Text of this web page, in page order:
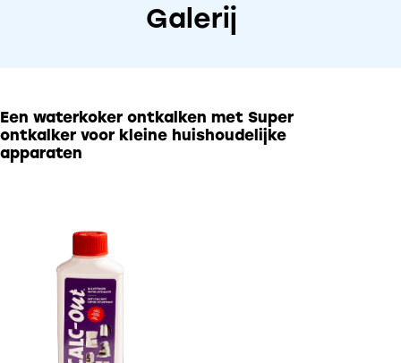
Galerij
Een waterkoker ontkalken met Super
ontkalker voor kleine huishoudelijke
apparaten